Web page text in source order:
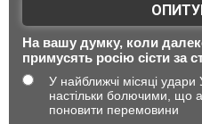
На вашу думку, коли
примусять росію сісти за
У найближчі місяці удари
настільки болючими, що
поновити перемовини